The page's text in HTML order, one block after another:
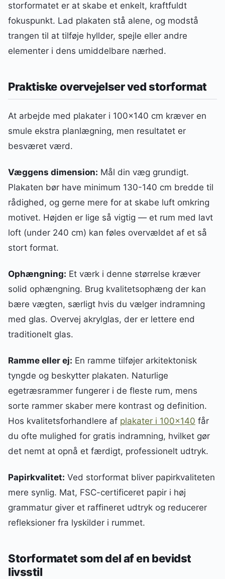
storformatet er at skabe et enkelt, kraftfuldt
fokuspunkt. Lad plakaten stå alene, og modstå
trangen til at tilføje hyllder, spejle eller andre
elementer i dens umiddelbare nærhed.
Praktiske overvejelser ved storformat
At arbejde med plakater i 100×140 cm kræver en
smule ekstra planlægning, men resultatet er
besværet værd.
Væggens dimension: Mål din væg grundigt.
Plakaten bør have minimum 130-140 cm bredde til
rådighed, og gerne mere for at skabe luft omkring
motivet. Højden er lige så vigtig — et rum med lavt
loft (under 240 cm) kan føles overvældet af et så
stort format.
Ophængning: Et værk i denne størrelse kræver
solid ophængning. Brug kvalitetsophæng der kan
bære vægten, særligt hvis du vælger indramning
med glas. Overvej akrylglas, der er lettere end
traditionelt glas.
Ramme eller ej: En ramme tilføjer arkitektonisk
tyngde og beskytter plakaten. Naturlige
egetræsrammer fungerer i de fleste rum, mens
sorte rammer skaber mere kontrast og definition.
Hos kvalitetsforhandlere af plakater i 100×140 får
du ofte mulighed for gratis indramning, hvilket gør
det nemt at opnå et færdigt, professionelt udtryk.
Papirkvalitet: Ved storformat bliver papirkvaliteten
mere synlig. Mat, FSC-certificeret papir i høj
grammatur giver et raffineret udtryk og reducerer
refleksioner fra lyskilder i rummet.
Storformatet som del af en bevidst
livsstil